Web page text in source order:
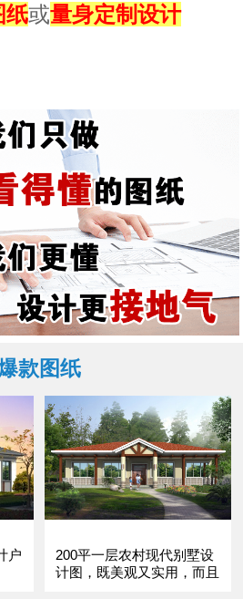
纸或量身定制设计
款图纸
户
200平一层农村现代别墅设
计图，既美观又实用，而且